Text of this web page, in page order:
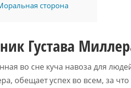
сторона
Густава
во сне куча навоза для
обещает успех во всем, за